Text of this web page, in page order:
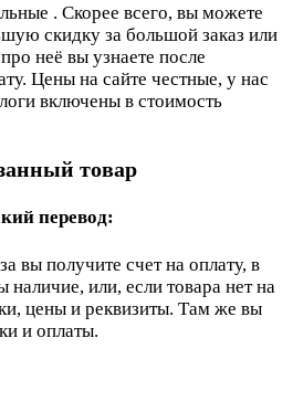
. Скорее всего, вы можете
скидку за большой заказ или
неё вы узнаете после
Цены на сайте честные, у нас
включены в стоимость
товар
перевод:
вы получите счет на оплату, в
или, если товара нет на
цены и реквизиты. Там же вы
и оплаты.